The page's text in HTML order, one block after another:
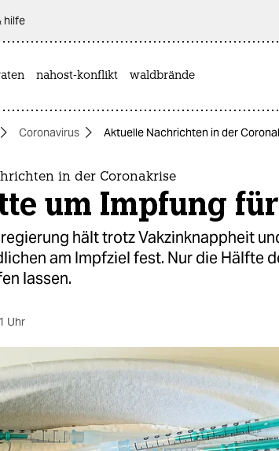
hilfe
nahost-konflikt waldbrände
Coronavirus Aktuelle Nachrichten in der
in der Coronakrise
um Impfung
hält trotz Vakzinknappheit
am Impfziel fest. Nur die Hälfte
lassen.
Uhr